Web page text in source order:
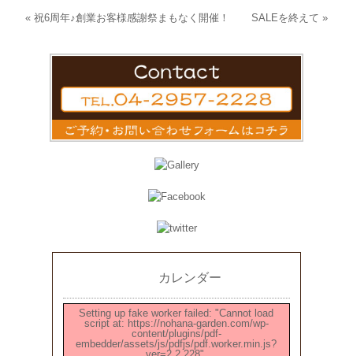
«祝6周年♪創業お客様感謝祭まもなく開催！ SALEを終えて »
カレンダー
Setting up fake worker failed: "Cannot load
script at: https://nohana-garden.com/wp-
content/plugins/pdf-
embedder/assets/js/pdfjs/pdf.worker.min.js?